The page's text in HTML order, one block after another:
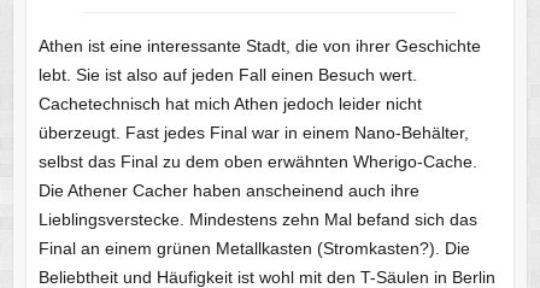
Athen ist eine interessante Stadt, die von ihrer Geschichte
lebt. Sie ist also auf jeden Fall einen Besuch wert.
Cachetechnisch hat mich Athen jedoch leider nicht
überzeugt. Fast jedes Final war in einem Nano-Behälter,
selbst das Final zu dem oben erwähnten Wherigo-Cache.
Die Athener Cacher haben anscheinend auch ihre
Lieblingsverstecke. Mindestens zehn Mal befand sich das
Final an einem grünen Metallkasten (Stromkasten?). Die
Beliebtheit und Häufigkeit ist wohl mit den T-Säulen in Berlin